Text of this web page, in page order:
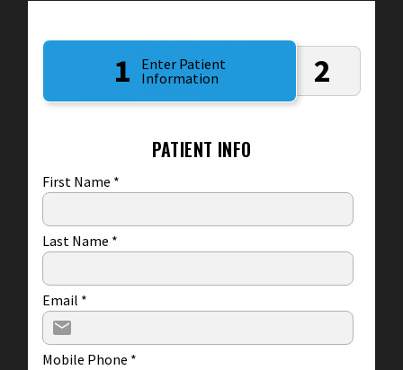
1
Enter Patient
Information
2
PATIENT INFO
First Name *
Last Name *
Email *
Mobile Phone *